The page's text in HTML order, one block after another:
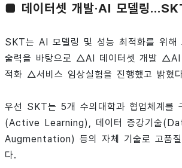
■ 데이터셋 개발·AI 모델링
SKT는 AI 모델링 및 성능 최적화를 위해
술력을 바탕으로 △AI 데이터셋 개발 △AI
적화 △서비스 임상실험을 진행했고 밝혔
우선 SKT는 5개 수의대학과 협업체계를
(Active Learning), 데이터 증강기술
Augmentation) 등의 자체 기술로 고품질
다.